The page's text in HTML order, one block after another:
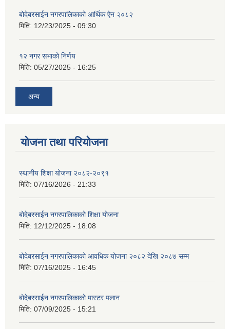
बोदेबरसाईन नगरपालिकाको आर्थिक ऐन २०८२
मिति: 12/23/2025 - 09:30
१२ नगर सभाको निर्णय
मिति: 05/27/2025 - 16:25
अन्य
योजना तथा परियोजना
स्थानीय शिक्षा योजना २०८२-२०९१
मिति: 07/16/2026 - 21:33
बोदेबरसाईन नगरपालिकाको शिक्षा योजना
मिति: 12/12/2025 - 18:08
बोदेबरसाईन नगरपालिकाको आवधिक योजना २०८२ देखि २०८७ सम्म
मिति: 07/16/2025 - 16:45
बोदेबरसाईन नगरपालिकाको मास्टर पलान
मिति: 07/09/2025 - 15:21